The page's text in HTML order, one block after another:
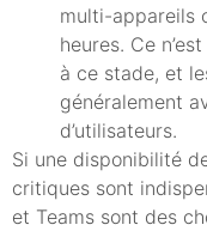
multi-appareils
heures. Ce
à ce stade, et
généralement
d’utilisateurs.
Si une disponibilité
critiques sont
et Teams sont des